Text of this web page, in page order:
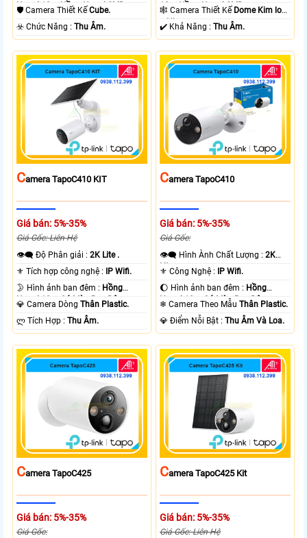
Ngoại 10m Hồng Ngoại SMD.
🛡 Camera Thiết KếCube.
️☣️ Chức Năng :Thu Âm.
10m Hồng Ngoại SMD.
🕸️ Camera Thiết Kế Dome Kim loại
+ Nhựa.
️✔️ Khả Năng :Thu Âm.
CAmera TapoC410 KIT
Giá bán: 5%-35%
Giá Gốc: Liên Hệ
👁️‍🗨 Độ Phân giải :2K Lite .
⚜️ Tích hợp công nghệ :
IP Wifi.
🌛 Hình ảnh ban đêm : Hồng
Ngoại 10m Có Màu Ban Ðêm.
💎 Camera DòngThân Plastic.
️ლ Tích Hợp :Thu Âm.
CAmera TapoC410
Giá bán: 5%-35%
Giá Gốc:
👁️‍🗨 Hình Ành Chất Lượng :2K
Lite .
⚜️ Công Nghệ :
IP Wifi.
🌔 Hình ảnh ban đêm : Hồng
Ngoại 10m Có Màu Ban Ðêm.
❄ Camera Theo MẫuThân Plastic.
️💎 Điểm Nỗi Bật :Thu Âm Và Loa.
CAmera TapoC425
Giá bán: 5%-35%
Giá Gốc:
CAmera TapoC425 Kit
Giá bán: 5%-35%
Giá Gốc: Liên Hệ